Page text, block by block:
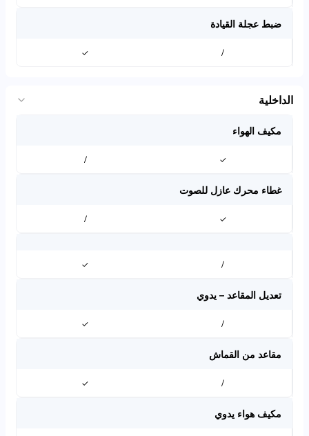
ضبط عجلة القيادة
/
✓
الداخلية
مكيف الهواء
✓
/
غطاء محرك عازل للصوت
✓
/
/
✓
تعديل المقاعد – يدوي
/
✓
مقاعد من القماش
/
✓
مكيف هواء يدوي